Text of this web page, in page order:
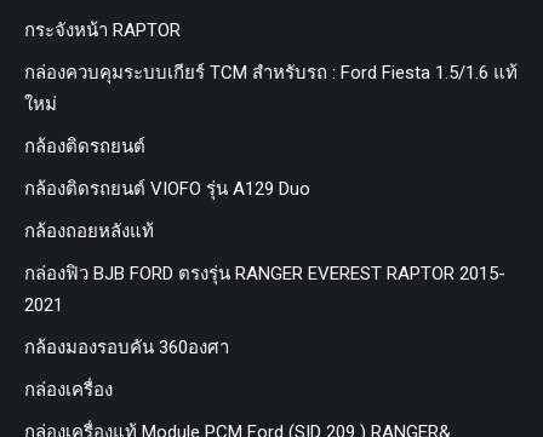
กระจังหน้า RAPTOR
กล่องควบคุมระบบเกียร์ TCM สำหรับรถ : Ford Fiesta 1.5/1.6 แท้
ใหม่
กล้องติดรถยนต์
กล้องติดรถยนต์ VIOFO รุ่น A129 Duo
กล้องถอยหลังแท้
กล่องฟิว BJB FORD ตรงรุ่น RANGER EVEREST RAPTOR 2015-
2021
กล้องมองรอบคัน 360องศา
กล่องเครื่อง
กล่องเครื่องแท้ Module PCM Ford (SID 209 ) RANGER&